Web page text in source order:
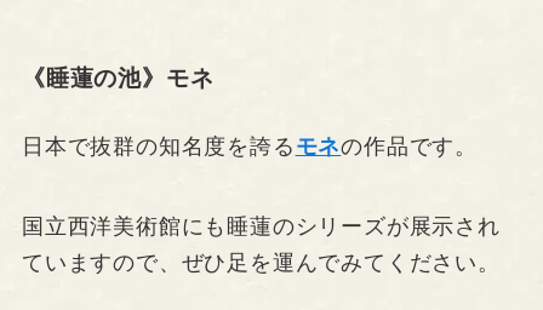
《睡蓮の池》モネ
日本で抜群の知名度を誇る モネの作品です。
国立西洋美術館にも睡蓮のシリーズが展示され
ていますので、ぜひ足を運んでみてください。